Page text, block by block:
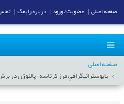
صفحه اصلی
بايوستراتيگرافي مرز کرتاسه-پالئوژن در
صفحه اصلی عضویت/ ورود درباره رایمگ